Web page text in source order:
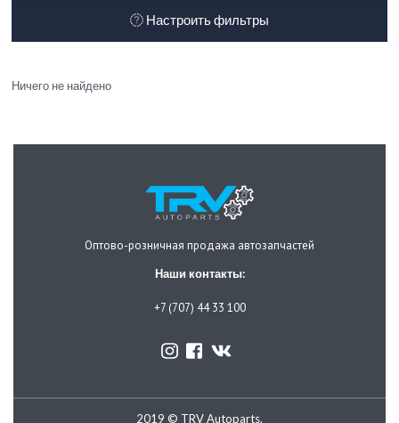
Настроить фильтры
Ничего не найдено
Оптово-розничная продажа автозапчастей
Наши контакты:
+7 (707) 44 33 100
2019 © TRV Autoparts.